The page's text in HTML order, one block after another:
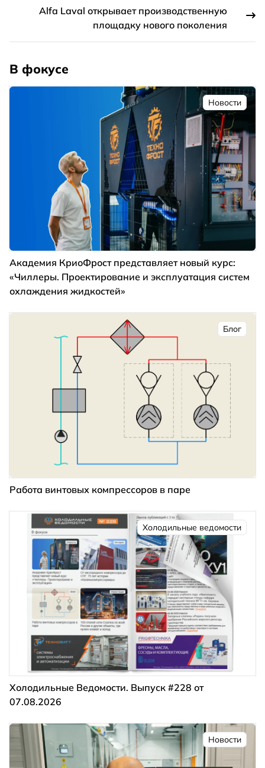
Alfa Laval открывает производственную
площадку нового поколения
В фокусе
Новости
Академия КриоФрост представляет новый курс:
«Чиллеры. Проектирование и эксплуатация систем
охлаждения жидкостей»
Блог
Работа винтовых компрессоров в паре
Холодильные ведомости
Холодильные Ведомости. Выпуск #228 от
07.08.2026
Новости